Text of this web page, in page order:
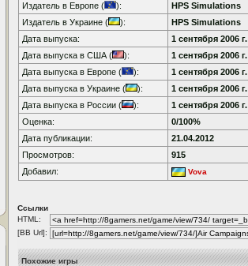
Издатель в Европе (
):
HPS Simulations
Издатель в Украине (
):
HPS Simulations
Дата выпуска:
1 сентября 2006 г.
Дата выпуска в США (
):
1 сентября 2006 г.
Дата выпуска в Европе (
):
1 сентября 2006 г.
Дата выпуска в Украине (
):
1 сентября 2006 г.
Дата выпуска в России (
):
1 сентября 2006 г.
Оценка:
0/100%
Дата публикации:
21.04.2012
Просмотров:
915
Добавил:
Vova
Ссылки
HTML:
[BB Url]:
Похожие игры